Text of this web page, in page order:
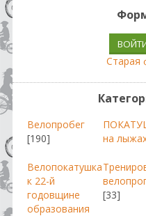
Старая
Велопробег
[190]
на
Велопокатушка
к 22-й
годовщине
образования
[33]